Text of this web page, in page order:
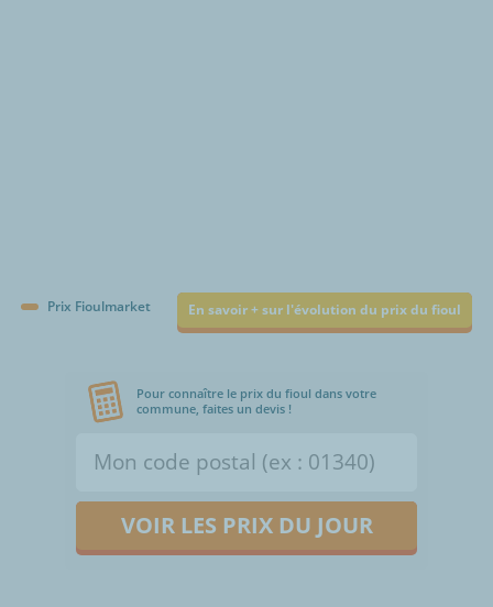
Prix Fioulmarket En savoir + sur l'évolution du prix du fioul
Pour connaître le prix du fioul dans votre
commune, faites un devis !
VOIR LES PRIX DU JOUR